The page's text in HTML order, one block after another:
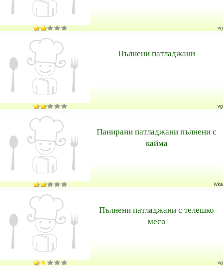
vg
Пълнени патладжани
vg
Панирани патладжани пълнени с
кайма
ivka
Пълнени патладжани с телешко
месо
vg